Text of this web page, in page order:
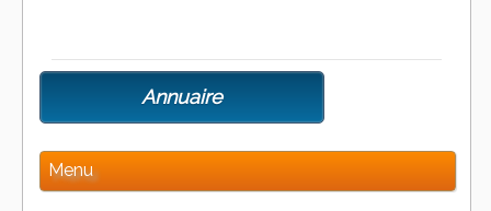
Annuaire
Menu